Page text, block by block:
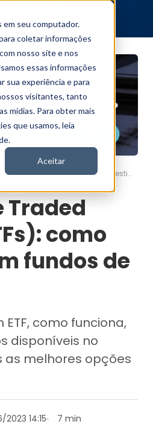
em seu computador.
coletar informações
nosso site e nos
essas informações
sua experiência e para
visitantes, tanto
mídias. Para obter mais
que usamos, leia
Aceitar
Funds (ETFs): como investir em fundos de índice
Traded
como
fundos de
como funciona,
disponíveis no
as melhores opções
14:15 7 min